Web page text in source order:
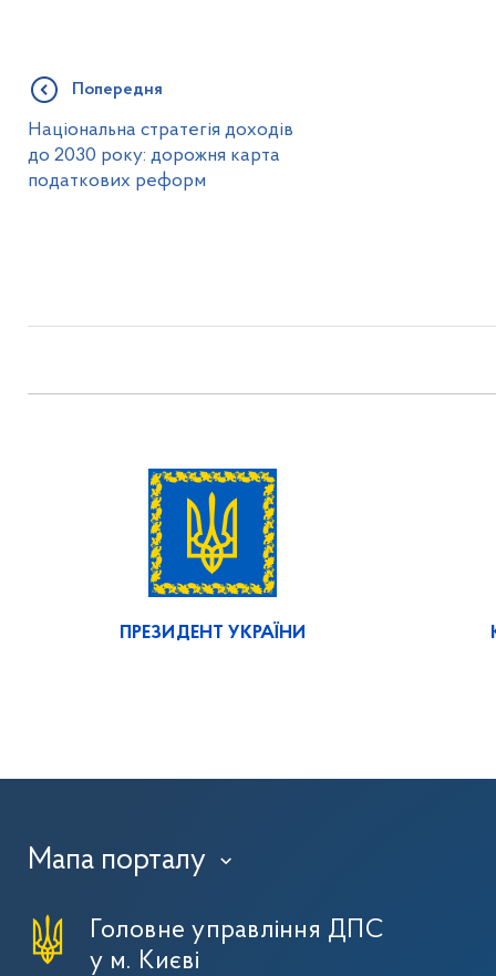
Попередня
Національна стратегія доходів
до 2030 року: дорожня карта
податкових реформ
ПРЕЗИДЕНТ УКРАЇНИ
Мапа порталу ›
Головне управління ДПС
у м. Києві